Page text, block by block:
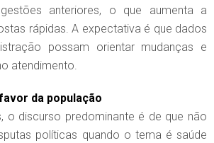
anteriores, o que aumenta a
rápidas. A expectativa é que dados
possam orientar mudanças e
atendimento.
da população
o discurso predominante é de que não
políticas quando o tema é saúde